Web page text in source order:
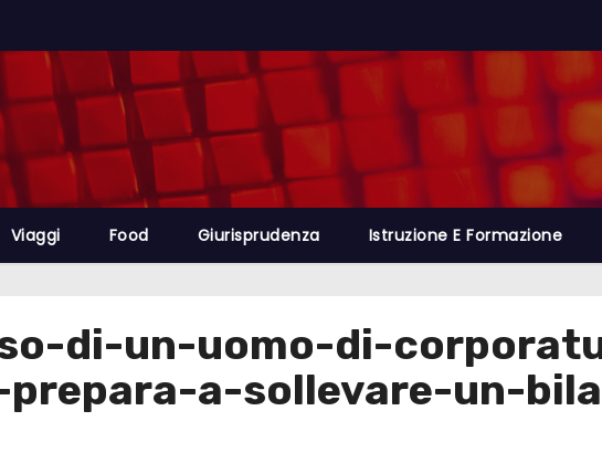
Viaggi Food Giurisprudenza Istruzione E Formazione
di-un-uomo-di-
a-sollevare-un-